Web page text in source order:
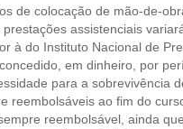
de colocação de mão-de-
assistenciais
à do Instituto Nacional de
em dinheiro, por
para a sobrevivência
reembolsáveis ao fim do
reembolsável, ainda